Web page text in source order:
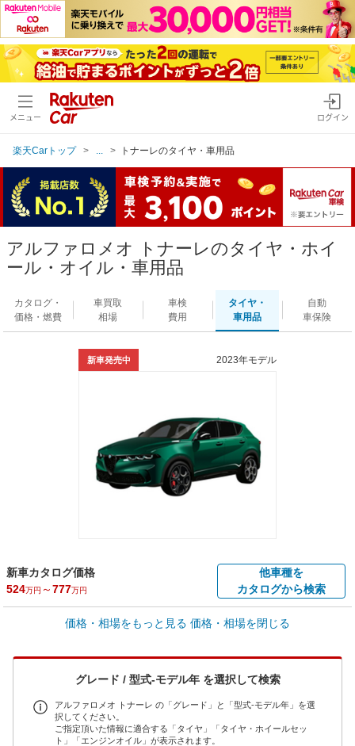
メニュー ログイン
楽天Carトップ トナーレのタイヤ・車用品
アルファロメオ トナーレのタイヤ・ホイ
ール・オイル・車用品
カタログ・
価格・燃費
車買取
相場
車検
費用
タイヤ・
車用品
自動
車保険
新車発売中 2023年モデル
新車カタログ価格
524万円 ～777万円
他車種を
カタログから検索
車買取価格 *
車買取相場
全国平均の車検価格 *
73,850円
楽天Car車検で
店舗を検索
*当該価格は車種別の価格となります。
価格・相場をもっと見る 価格・相場を閉じる
グレード / 型式-モデル年 を選択して検索
アルファロメオ トナーレ の「グレード」と「型式-モデル年」を選
択してください。
ご指定頂いた情報に適合する「タイヤ」「タイヤ・ホイールセッ
ト」「エンジンオイル」が表示されます。